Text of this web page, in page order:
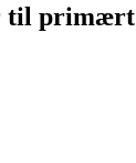
til primært